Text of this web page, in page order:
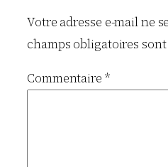
Votre adresse e-mail ne
champs obligatoires
Commentaire *